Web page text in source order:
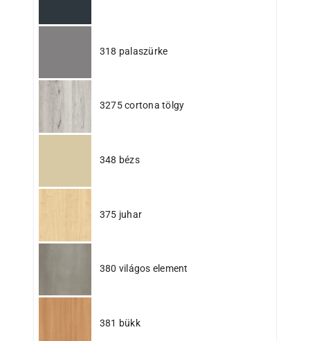
318 palaszürke
3275 cortona tölgy
348 bézs
375 juhar
380 világos element
381 bükk